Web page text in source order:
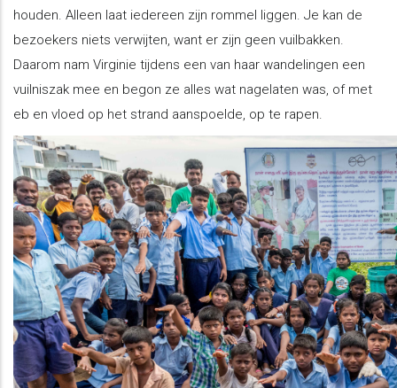
houden. Alleen laat iedereen zijn rommel liggen. Je kan de
bezoekers niets verwijten, want er zijn geen vuilbakken.
Daarom nam Virginie tijdens een van haar wandelingen een
vuilniszak mee en begon ze alles wat nagelaten was, of met
eb en vloed op het strand aanspoelde, op te rapen.